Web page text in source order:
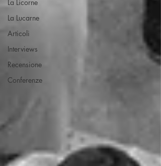
La Licorne
La Lucarne
Articoli
Interviews
Recensione
Conferenze